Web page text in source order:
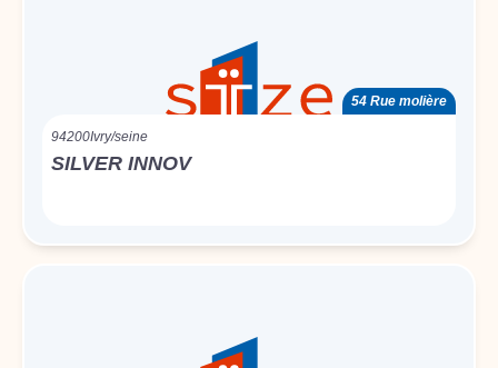
54 Rue molière
94200Ivry/seine
SILVER INNOV